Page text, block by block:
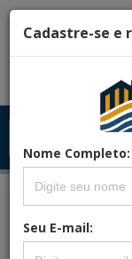
Principal
REFERÊNCIA:
Cadastre-se e
Nome Completo:
Seu E-mail: